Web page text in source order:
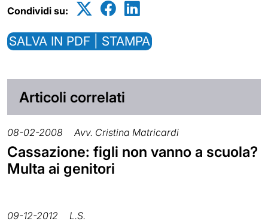
Condividi su:
SALVA IN PDF | STAMPA
Articoli correlati
08-02-2008 Avv. Cristina Matricardi
Cassazione: figli non vanno a scuola?
Multa ai genitori
09-12-2012 L.S.